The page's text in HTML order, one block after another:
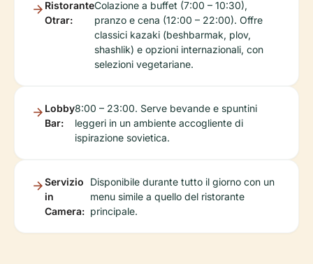
Ristorante
Otrar:
Colazione a buffet (7:00 – 10:30),
pranzo e cena (12:00 – 22:00). Offre
classici kazaki (beshbarmak, plov,
shashlik) e opzioni internazionali, con
selezioni vegetariane.
Lobby
Bar:
8:00 – 23:00. Serve bevande e spuntini
leggeri in un ambiente accogliente di
ispirazione sovietica.
Servizio
in
Camera:
Disponibile durante tutto il giorno con un
menu simile a quello del ristorante
principale.